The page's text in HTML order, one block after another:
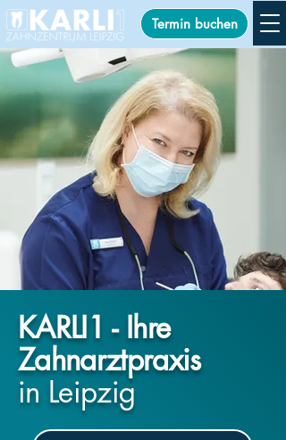
Termin buchen
KARLI1 - Ihre
Zahnarztpraxis
in Leipzig